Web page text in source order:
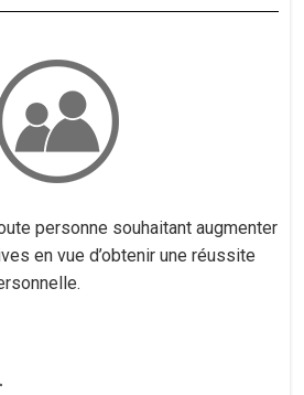
personne souhaitant augmenter
en vue d’obtenir une réussite